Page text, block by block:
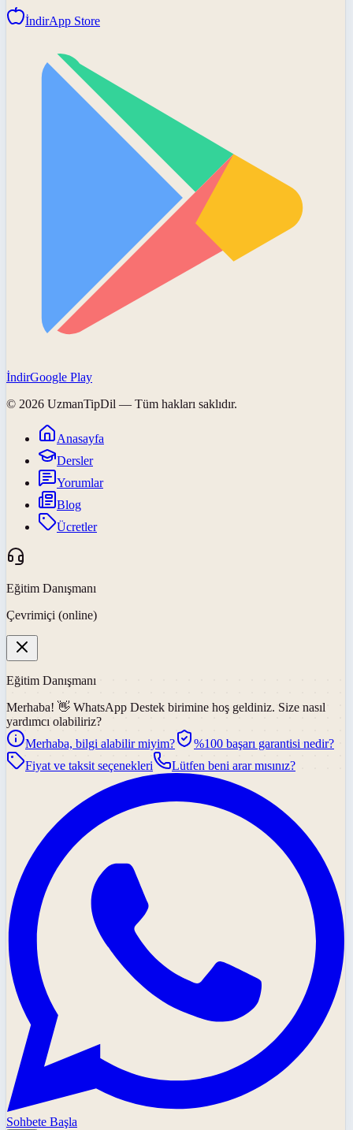
İndirApp Store
İndirGoogle Play
© 2026 UzmanTipDil — Tüm hakları saklıdır.
Anasayfa
Dersler
Yorumlar
Blog
Ücretler
Eğitim Danışmanı
Çevrimiçi (online)
Eğitim Danışmanı
Merhaba! 👋 WhatsApp Destek birimine hoş geldiniz. Size nasıl
yardımcı olabiliriz?
Merhaba, bilgi alabilir miyim?
%100 başarı garantisi nedir?
Fiyat ve taksit seçenekleri
Lütfen beni arar mısınız?
Sohbete Başla